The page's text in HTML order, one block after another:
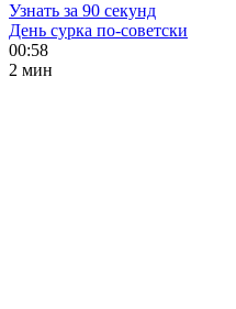
Узнать за 90 секунд
День сурка по-советски
00:58
2 мин